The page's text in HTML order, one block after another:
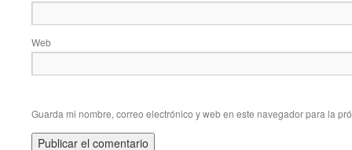
Web
Guarda mi nombre, correo electrónico y web en este navegador para la